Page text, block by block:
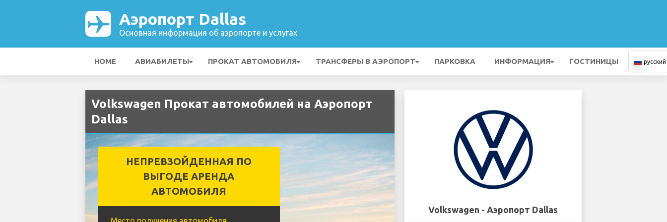
Аэропорт Dallas
Основная информация об аэропорте и услугах
HOME АВИАБИЛЕТЫ ПРОКАТ АВТОМОБИЛЯ ТРАНСФЕРЫ В АЭРОПОРТ ПАРКОВКА ИНФОРМАЦИЯ ГОСТИНИЦЫ русский
Volkswagen Прокат автомобилей на Аэропорт
Dallas
НЕПРЕВЗОЙДЕННАЯ ПО
ВЫГОДЕ АРЕНДА
АВТОМОБИЛЯ
Volkswagen - Аэропорт Dallas